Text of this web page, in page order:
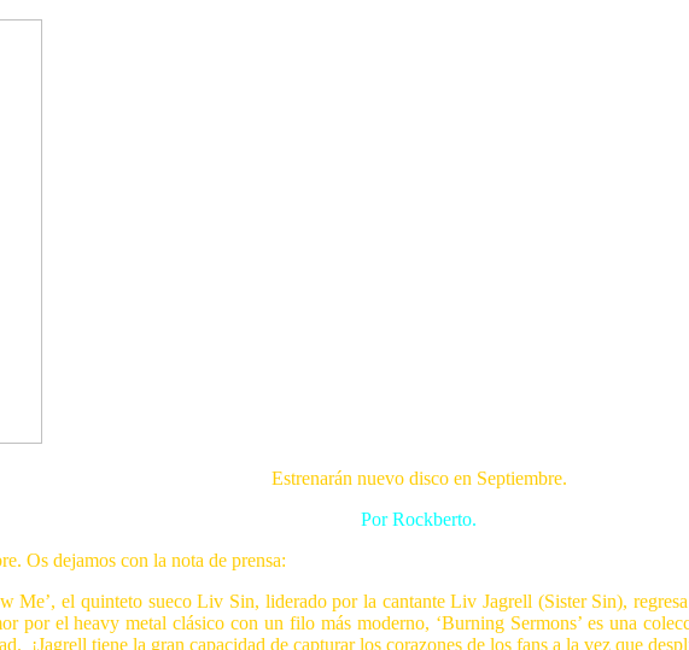
Estrenarán nuevo disco en Septiembre.
Por Rockberto.
Os dejamos con la nota de prensa:
Me’, el quinteto sueco Liv Sin, liderado por la cantante Liv Jagrell (Sister Sin),
por el heavy metal clásico con un filo más moderno, ‘Burning Sermons’ es una
¡Jagrell tiene la gran capacidad de capturar los corazones de los fans a la vez que